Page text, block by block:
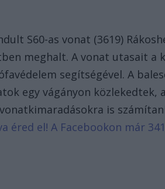
S60-as vonat (3619)
meghalt. A vonat utasait a
segítségével. A
egy vágányon közlekedtek,
is
el! A Facebookon már